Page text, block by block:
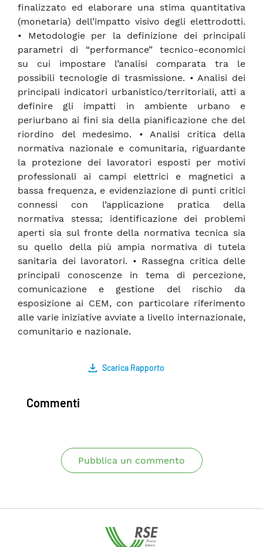
finalizzato ed elaborare una stima quantitativa
(monetaria) dell’impatto visivo degli elettrodotti.
• Metodologie per la definizione dei principali
parametri di “performance” tecnico-economici
su cui impostare l’analisi comparata tra le
possibili tecnologie di trasmissione. • Analisi dei
principali indicatori urbanistico/territoriali, atti a
definire gli impatti in ambiente urbano e
periurbano ai fini sia della pianificazione che del
riordino del medesimo. • Analisi critica della
normativa nazionale e comunitaria, riguardante
la protezione dei lavoratori esposti per motivi
professionali ai campi elettrici e magnetici a
bassa frequenza, e evidenziazione di punti critici
connessi con l’applicazione pratica della
normativa stessa; identificazione dei problemi
aperti sia sul fronte della normativa tecnica sia
su quello della più ampia normativa di tutela
sanitaria dei lavoratori. • Rassegna critica delle
principali conoscenze in tema di percezione,
comunicazione e gestione del rischio da
esposizione ai CEM, con particolare riferimento
alle varie iniziative avviate a livello internazionale,
comunitario e nazionale.
Scarica Rapporto
Commenti
Pubblica un commento